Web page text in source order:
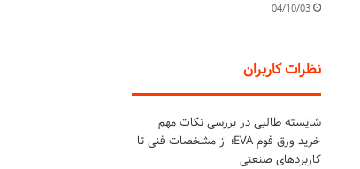
04/10/03
نظرات کاربران
شایسته طالبیدر بررسی نکات مهم
خرید ورق فوم EVA؛ از مشخصات فنی تا
کاربردهای صنعتی